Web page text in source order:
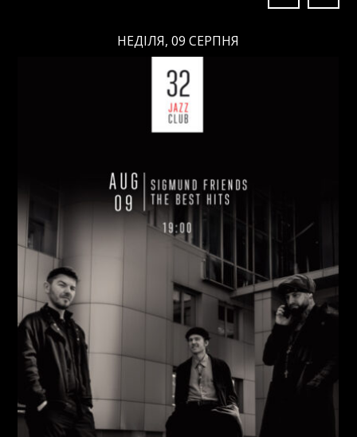
НЕДІЛЯ, 09 СЕРПНЯ
НЕДІЛЯ, 09 СЕРПНЯ
Ціна:
Виконавці: Павло Литвиненко (Рояль,) /Денис
Дудко (Бас, Олександр Люлякін (Барабани,) /